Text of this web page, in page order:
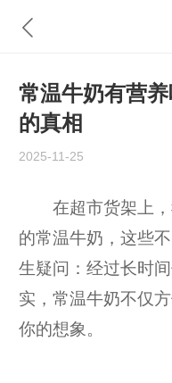
常温牛奶有营
的真相
2025-11-25
在超市货架上，
的常温牛奶，这些
生疑问：经过长时
实，常温牛奶不仅
你的想象。